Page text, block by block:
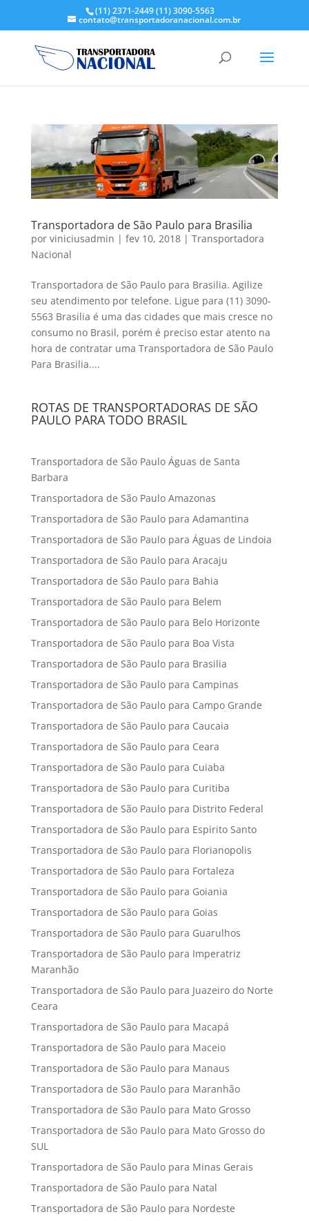
(11) 2371-2449(11) 3090-5563
contato@transportadoranacional.com.br
Transportadora de São Paulo para Brasilia
por viniciusadmin | fev 10, 2018| Transportadora
Nacional
Transportadora de São Paulo para Brasilia. Agilize
seu atendimento por telefone. Ligue para (11) 3090-
5563 Brasilia é uma das cidades que mais cresce no
consumo no Brasil, porém é preciso estar atento na
hora de contratar uma Transportadora de São Paulo
Para Brasilia....
ROTAS DE TRANSPORTADORAS DE SÃO
PAULO PARA TODO BRASIL
Transportadora de São Paulo Águas de Santa
Barbara
Transportadora de São Paulo Amazonas
Transportadora de São Paulo para Adamantina
Transportadora de São Paulo para Águas de Lindoia
Transportadora de São Paulo para Aracaju
Transportadora de São Paulo para Bahia
Transportadora de São Paulo para Belem
Transportadora de São Paulo para Belo Horizonte
Transportadora de São Paulo para Boa Vista
Transportadora de São Paulo para Brasilia
Transportadora de São Paulo para Campinas
Transportadora de São Paulo para Campo Grande
Transportadora de São Paulo para Caucaia
Transportadora de São Paulo para Ceara
Transportadora de São Paulo para Cuiaba
Transportadora de São Paulo para Curitiba
Transportadora de São Paulo para Distrito Federal
Transportadora de São Paulo para Espirito Santo
Transportadora de São Paulo para Florianopolis
Transportadora de São Paulo para Fortaleza
Transportadora de São Paulo para Goiania
Transportadora de São Paulo para Goias
Transportadora de São Paulo para Guarulhos
Transportadora de São Paulo para Imperatriz
Maranhão
Transportadora de São Paulo para Juazeiro do Norte
Ceara
Transportadora de São Paulo para Macapá
Transportadora de São Paulo para Maceio
Transportadora de São Paulo para Manaus
Transportadora de São Paulo para Maranhão
Transportadora de São Paulo para Mato Grosso
Transportadora de São Paulo para Mato Grosso do
SUL
Transportadora de São Paulo para Minas Gerais
Transportadora de São Paulo para Natal
Transportadora de São Paulo para Nordeste